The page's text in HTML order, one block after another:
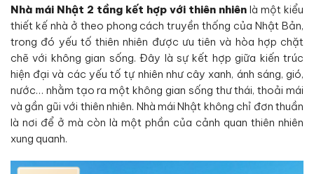
Nhà mái Nhật 2 tầng kết hợp với thiên nhiên là một kiểu
thiết kế nhà ở theo phong cách truyền thống của Nhật Bản,
trong đó yếu tố thiên nhiên được ưu tiên và hòa hợp chặt
chẽ với không gian sống. Đây là sự kết hợp giữa kiến trúc
hiện đại và các yếu tố tự nhiên như cây xanh, ánh sáng, gió,
nước… nhằm tạo ra một không gian sống thư thái, thoải mái
và gần gũi với thiên nhiên. Nhà mái Nhật không chỉ đơn thuần
là nơi để ở mà còn là một phần của cảnh quan thiên nhiên
xung quanh.